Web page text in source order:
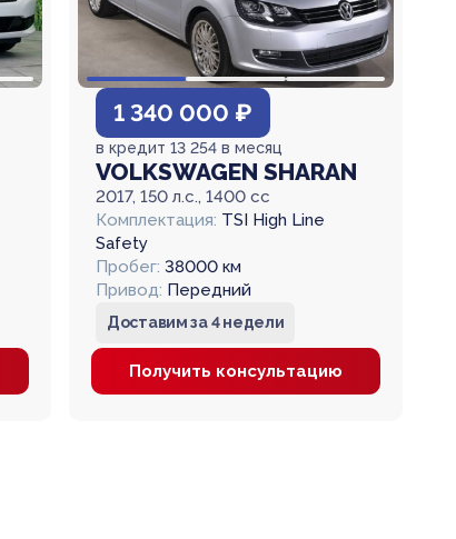
1 340 000 ₽
в кредит 13 254 в месяц
VOLKSWAGEN SHARAN
2017, 150 л.с., 1400 cc
Комплектация: TSI High Line
Safety
Пробег: 38000 км
Привод: Передний
Доставим за 4 недели
Получить консультацию